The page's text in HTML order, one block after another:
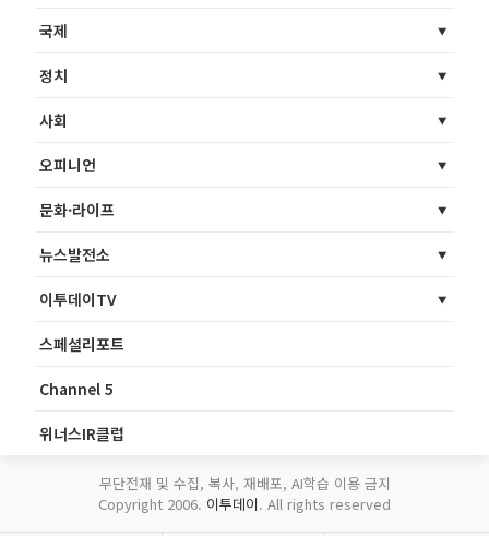
국제
정치
사회
오피니언
문화·라이프
뉴스발전소
이투데이TV
스페셜리포트
Channel 5
위너스IR클럽
무단전재 및 수집, 복사, 재배포, AI학습 이용 금지
Copyright 2006. 이투데이. All rights reserved